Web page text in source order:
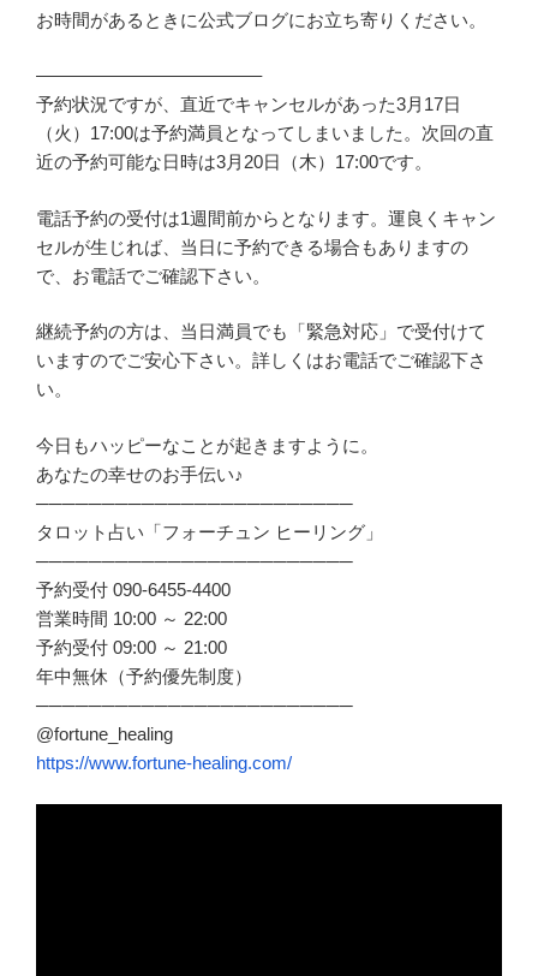
お時間があるときに公式ブログにお立ち寄りください。
————————————–
予約状況ですが、直近でキャンセルがあった3月17日
（火）17:00は予約満員となってしまいました。次回の直
近の予約可能な日時は3月20日（木）17:00です。
電話予約の受付は1週間前からとなります。運良くキャン
セルが生じれば、当日に予約できる場合もありますの
で、お電話でご確認下さい。
継続予約の方は、当日満員でも「緊急対応」で受付けて
いますのでご安心下さい。詳しくはお電話でご確認下さ
い。
今日もハッピーなことが起きますように。
あなたの幸せのお手伝い♪
────────────────────────
タロット占い「フォーチュン ヒーリング」
────────────────────────
予約受付 090-6455-4400
営業時間 10:00 ～ 22:00
予約受付 09:00 ～ 21:00
年中無休（予約優先制度）
────────────────────────
@fortune_healing
https://www.fortune-healing.com/